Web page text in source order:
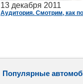
13 декабря 2011
Аудитория. Смотрим, как
Популярные